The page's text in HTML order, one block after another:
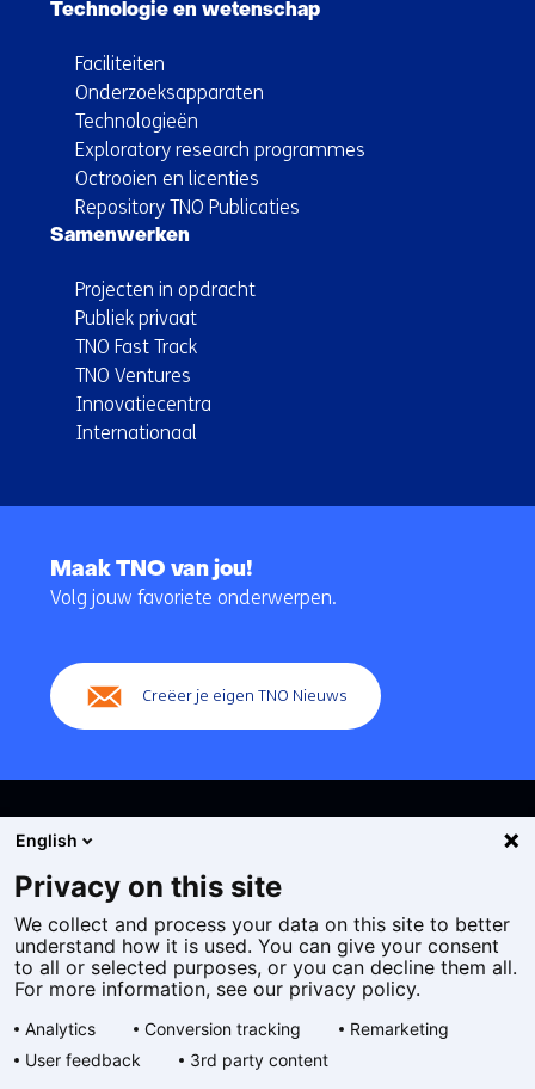
Technologie en wetenschap
Faciliteiten
Onderzoeksapparaten
Technologieën
Exploratory research programmes
Octrooien en licenties
Repository TNO Publicaties
Samenwerken
Projecten in opdracht
Publiek privaat
TNO Fast Track
TNO Ventures
Innovatiecentra
Internationaal
navigatie
Maak TNO van jou!
Volg jouw favoriete onderwerpen.
Creëer je eigen TNO Nieuws
Cookies
Privacy statement
Toegankelijkheid
Algemene voorwaarden
English
Privacy on this site
We collect and process your data on this site to better
understand how it is used. You can give your consent
to all or selected purposes, or you can decline them all.
For more information, see our privacy policy.
Analytics Conversion tracking
Remarketing
User feedback
3rd party content